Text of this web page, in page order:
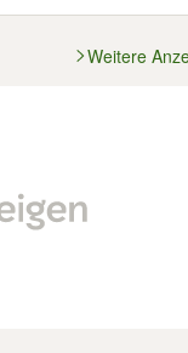
Weitere